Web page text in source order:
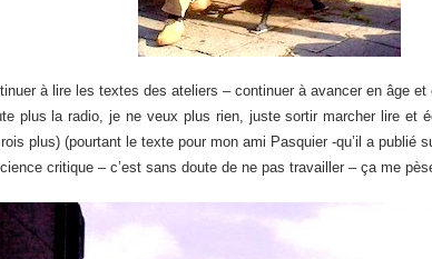
à lire les textes des ateliers – continuer à avancer en âge
plus la radio, je ne veux plus rien, juste sortir marcher lire et
plus) (pourtant le texte pour mon ami Pasquier -qu’il a publié
critique – c’est sans doute de ne pas travailler – ça me